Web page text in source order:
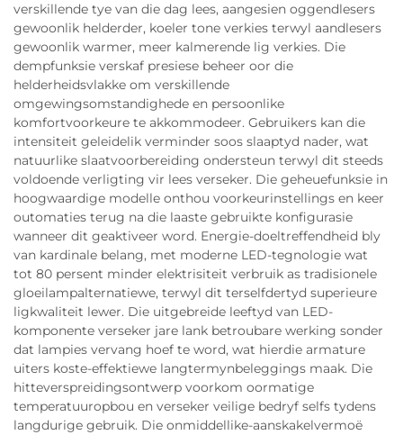
verskillende tye van die dag lees, aangesien oggendlesers
gewoonlik helderder, koeler tone verkies terwyl aandlesers
gewoonlik warmer, meer kalmerende lig verkies. Die
dempfunksie verskaf presiese beheer oor die
helderheidsvlakke om verskillende
omgewingsomstandighede en persoonlike
komfortvoorkeure te akkommodeer. Gebruikers kan die
intensiteit geleidelik verminder soos slaaptyd nader, wat
natuurlike slaatvoorbereiding ondersteun terwyl dit steeds
voldoende verligting vir lees verseker. Die geheuefunksie in
hoogwaardige modelle onthou voorkeurinstellings en keer
outomaties terug na die laaste gebruikte konfigurasie
wanneer dit geaktiveer word. Energie-doeltreffendheid bly
van kardinale belang, met moderne LED-tegnologie wat
tot 80 persent minder elektrisiteit verbruik as tradisionele
gloeilampalternatiewe, terwyl dit terselfdertyd superieure
ligkwaliteit lewer. Die uitgebreide leeftyd van LED-
komponente verseker jare lank betroubare werking sonder
dat lampies vervang hoef te word, wat hierdie armature
uiters koste-effektiewe langtermynbeleggings maak. Die
hitteverspreidingsontwerp voorkom oormatige
temperatuuropbou en verseker veilige bedryf selfs tydens
langdurige gebruik. Die onmiddellike-aanskakelvermoë